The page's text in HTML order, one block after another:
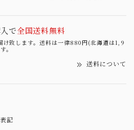
で全国送料無料
け致します。送料は一律880円(北海道は1,9
。
送料について
記